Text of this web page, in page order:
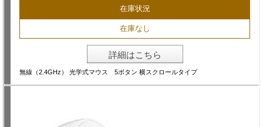
在庫状況
在庫なし
詳細はこちら
無線（2.4GHz） 光学式マウス 5ボタン 横スクロールタイプ